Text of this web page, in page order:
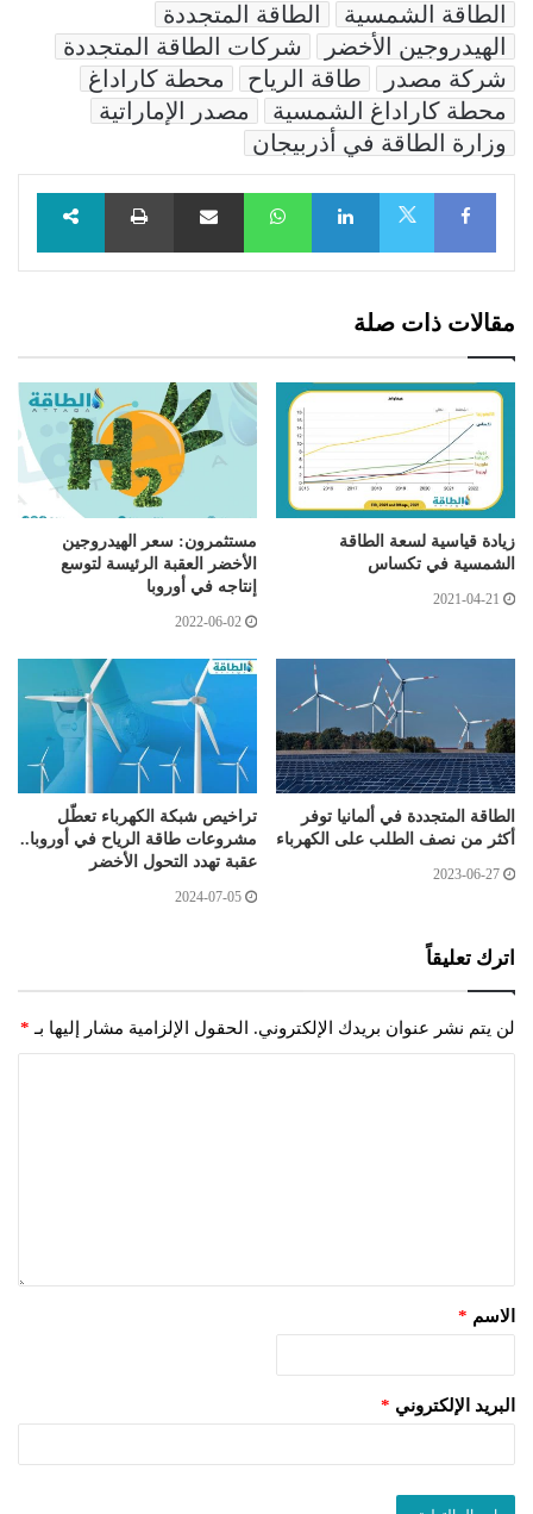
الطاقة الشمسية
الطاقة المتجددة
الهيدروجين الأخضر
شركات الطاقة المتجددة
شركة مصدر
طاقة الرياح
محطة كاراداغ
محطة كاراداغ الشمسية
مصدر الإماراتية
وزارة الطاقة في أذربيجان
Facebook
LinkedIn
WhatsAppمشاركة عبر البريد طباعة
مقالات ذات صلة
زيادة قياسية لسعة الطاقة
الشمسية في تكساس
2021-04-21
مستثمرون: سعر الهيدروجين
الأخضر العقبة الرئيسة لتوسع
إنتاجه في أوروبا
2022-06-02
الطاقة المتجددة في ألمانيا توفر
أكثر من نصف الطلب على الكهرباء
2023-06-27
تراخيص شبكة الكهرباء تعطّل
مشروعات طاقة الرياح في أوروبا..
عقبة تهدد التحول الأخضر
2024-07-05
اترك تعليقاً
لن يتم نشر عنوان بريدك الإلكتروني. الحقول الإلزامية مشار إليها بـ *
الاسم *
البريد الإلكتروني *